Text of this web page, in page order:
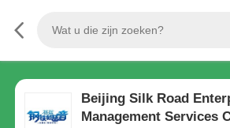
Beijing Silk Road
Management Services